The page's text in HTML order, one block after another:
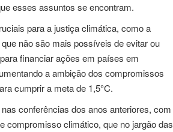
esses assuntos se encontram.
para a justiça climática, como a
não são mais possíveis de evitar ou
financiar ações em países em
a ambição dos compromissos
cumprir a meta de 1,5°C.
conferências dos anos anteriores, com
compromisso climático, que no jargão das